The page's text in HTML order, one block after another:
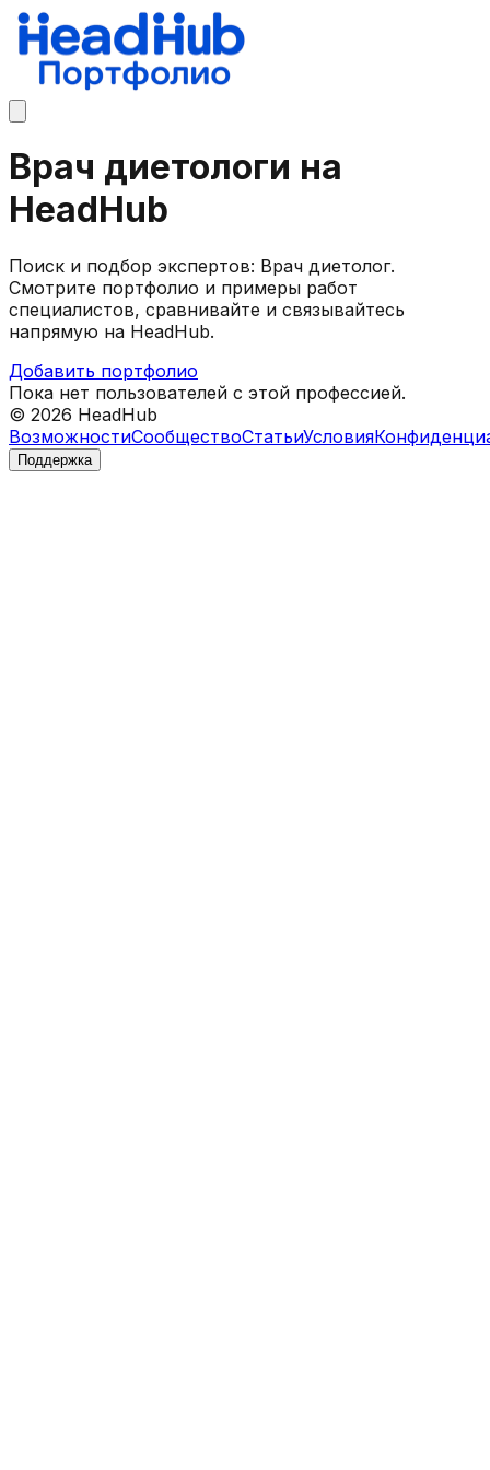
Врач диетологи на
HeadHub
Поиск и подбор экспертов: Врач диетолог.
Смотрите портфолио и примеры работ
специалистов, сравнивайте и связывайтесь
напрямую на HeadHub.
Добавить портфолио
Пока нет пользователей с этой профессией.
© 2026 HeadHub
ВозможностиСообществоСтатьиУсловия
Поддержка